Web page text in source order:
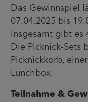
Das Gewinnspiel
07.04.2025 bis
Insgesamt gibt es
Die Picknick-Sets
Picknickkorb,
Lunchbox.
Teilnahme &